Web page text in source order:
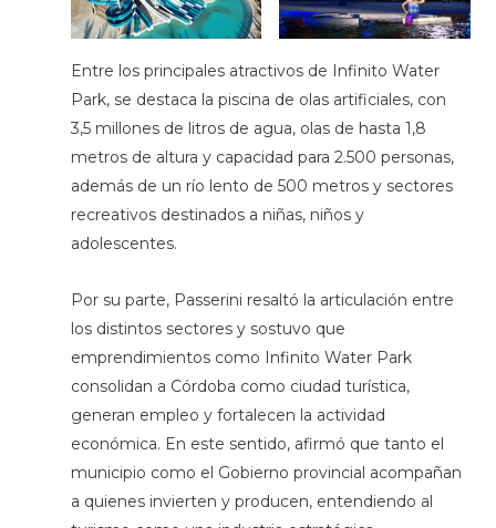
Entre los principales atractivos de Infinito Water
Park, se destaca la piscina de olas artificiales, con
3,5 millones de litros de agua, olas de hasta 1,8
metros de altura y capacidad para 2.500 personas,
además de un río lento de 500 metros y sectores
recreativos destinados a niñas, niños y
adolescentes.
Por su parte, Passerini resaltó la articulación entre
los distintos sectores y sostuvo que
emprendimientos como Infinito Water Park
consolidan a Córdoba como ciudad turística,
generan empleo y fortalecen la actividad
económica. En este sentido, afirmó que tanto el
municipio como el Gobierno provincial acompañan
a quienes invierten y producen, entendiendo al